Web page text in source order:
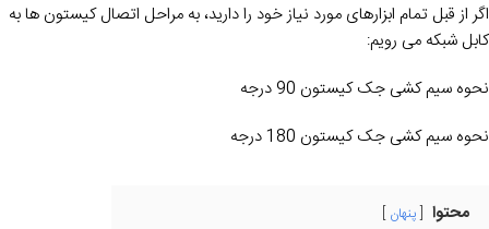
اگر از قبل تمام ابزارهای مورد نیاز خود را دارید، به مراحل اتصال کیستون ها به
کابل شبکه می رویم:
نحوه سیم کشی جک کیستون 90 درجه
نحوه سیم کشی جک کیستون 180 درجه
محتوا پنهان